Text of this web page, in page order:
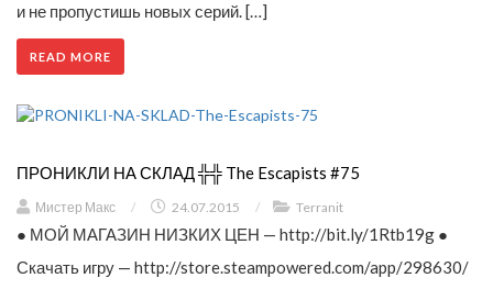
и не пропустишь новых серий. […]
READ MORE
ПРОНИКЛИ НА СКЛАД ╬╬ The Escapists #75
Мистер Макс / 24.07.2015 / Terranit
● МОЙ МАГАЗИН НИЗКИХ ЦЕН — http://bit.ly/1Rtb19g ●
Скачать игру — http://store.steampowered.com/app/298630/